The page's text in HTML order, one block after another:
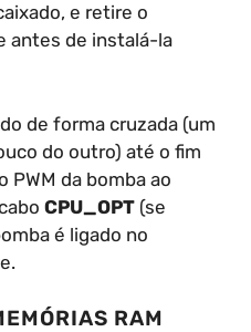
e retire o
antes de instalá-la
de forma cruzada (um
do outro) até o fim
PWM da bomba ao
CPU_OPT (se
é ligado no
RAM